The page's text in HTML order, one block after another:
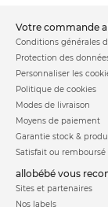
votre commande
Conditions générales
Protection des
Personnaliser les
Politique de cookies
Modes de livraison
Moyens de paiement
Garantie stock &
Satisfait ou remboursé
allobébé vous
Sites et partenaires
Nos labels